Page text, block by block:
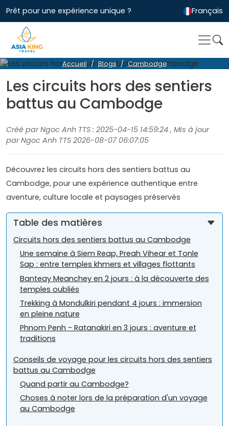
Prêt pour une expérience unique ? Français
Accueil Blogs Cambodge
Les circuits hors des sentiers
battus au Cambodge
Créé par Ngoc Anh TTS : 2025-04-15 14:59:24 , Mis à jour
par Ngoc Anh TTS 2026-08-07 06:07:05
Découvrez les circuits hors des sentiers battus au
Cambodge, pour une expérience authentique entre
aventure, culture locale et paysages préservés
Table des matières
Circuits hors des sentiers battus au Cambodge
Une semaine à Siem Reap, Preah Vihear et Tonle
Sap : entre temples khmers et villages flottants
Banteay Meanchey en 2 jours : à la découverte des
temples oubliés
Trekking à Mondulkiri pendant 4 jours : immersion
en pleine nature
Phnom Penh - Ratanakiri en 3 jours : aventure et
traditions
Conseils de voyage pour les circuits hors des sentiers
battus au Cambodge
Quand partir au Cambodge?
Choses à noter lors de la préparation d'un voyage
au Cambodge